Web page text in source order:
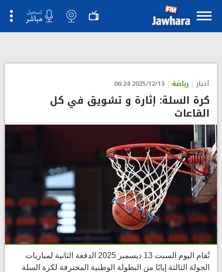
أخبار رياضة 2025/12/13 06:24
كرة السلة: إثارة و تشويق في كل
القاعات
تُقام اليوم السبت 13 ديسمبر 2025 الدفعة الثانية لمباريات
الجولة الثالثة إيابًا من البطولة الوطنية المحترفة لكرة السلة